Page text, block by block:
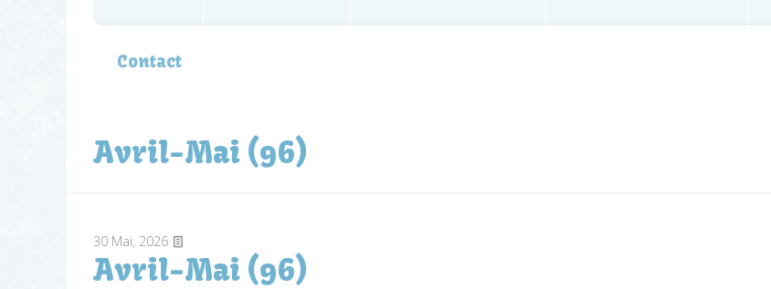
Contact
Avril-Mai (96)
30 Mai, 2026
Avril-Mai (96)